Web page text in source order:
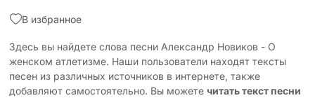
В избранное
Здесь вы найдете слова песни Александр Новиков - О
женском атлетизме. Наши пользователи находят тексты
песен из различных источников в интернете, также
добавляют самостоятельно. Вы можете читать текст песни